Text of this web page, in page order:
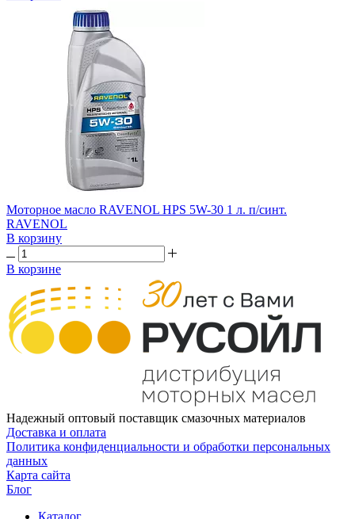
Моторное масло RAVENOL HPS 5W-30 1 л. п/синт.
RAVENOL
В корзину
В корзине
Надежный оптовый поставщик смазочных материалов
Доставка и оплата
Политика конфиденциальности и обработки персональных
данных
Карта сайта
Блог
Каталог